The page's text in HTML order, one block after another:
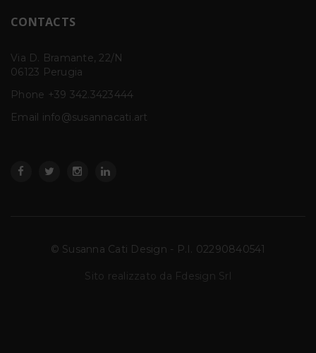
CONTACTS
Via D. Bramante, 22/N
06123 Perugia
Phone +39 342.3423444
Email info@susannacati.art
© Susanna Cati Design - P.I. 02290840541
Sito realizzato da Fdesign Srl